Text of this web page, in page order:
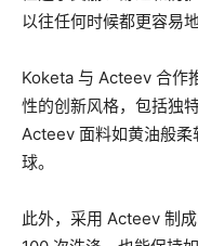
以往任何时候都更容易
Koketa 与 Acteev 合作
性的创新风格，包括独
Acteev 面料如黄油般柔
球。
此外，采用 Acteev 制